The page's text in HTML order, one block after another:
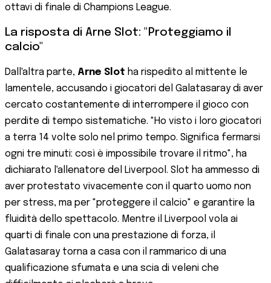
ottavi di finale di Champions League.
La risposta di Arne Slot: "Proteggiamo il
calcio"
Dall'altra parte, Arne Slot ha rispedito al mittente le
lamentele, accusando i giocatori del Galatasaray di aver
cercato costantemente di interrompere il gioco con
perdite di tempo sistematiche. "Ho visto i loro giocatori
a terra 14 volte solo nel primo tempo. Significa fermarsi
ogni tre minuti: così è impossibile trovare il ritmo", ha
dichiarato l'allenatore del Liverpool. Slot ha ammesso di
aver protestato vivacemente con il quarto uomo non
per stress, ma per "proteggere il calcio" e garantire la
fluidità dello spettacolo. Mentre il Liverpool vola ai
quarti di finale con una prestazione di forza, il
Galatasaray torna a casa con il rammarico di una
qualificazione sfumata e una scia di veleni che